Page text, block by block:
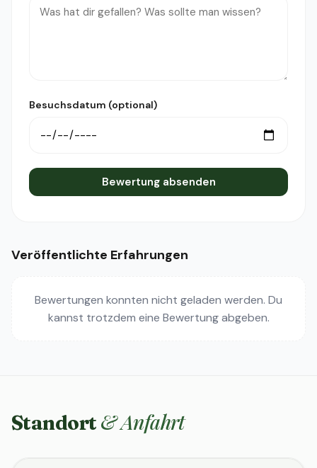
Besuchsdatum (optional)
Bewertung absenden
Veröffentlichte Erfahrungen
Bewertungen konnten nicht geladen werden. Du
kannst trotzdem eine Bewertung abgeben.
Standort & Anfahrt